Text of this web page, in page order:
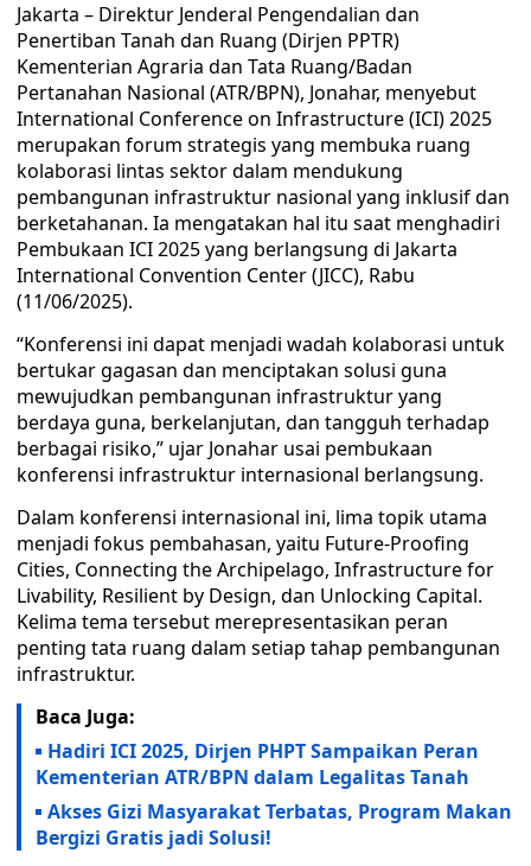
Jakarta – Direktur Jenderal Pengendalian dan
Penertiban Tanah dan Ruang (Dirjen PPTR)
Kementerian Agraria dan Tata Ruang/Badan
Pertanahan Nasional (ATR/BPN), Jonahar, menyebut
International Conference on Infrastructure (ICI) 2025
merupakan forum strategis yang membuka ruang
kolaborasi lintas sektor dalam mendukung
pembangunan infrastruktur nasional yang inklusif dan
berketahanan. Ia mengatakan hal itu saat menghadiri
Pembukaan ICI 2025 yang berlangsung di Jakarta
International Convention Center (JICC), Rabu
(11/06/2025).
“Konferensi ini dapat menjadi wadah kolaborasi untuk
bertukar gagasan dan menciptakan solusi guna
mewujudkan pembangunan infrastruktur yang
berdaya guna, berkelanjutan, dan tangguh terhadap
berbagai risiko,” ujar Jonahar usai pembukaan
konferensi infrastruktur internasional berlangsung.
Dalam konferensi internasional ini, lima topik utama
menjadi fokus pembahasan, yaitu Future-Proofing
Cities, Connecting the Archipelago, Infrastructure for
Livability, Resilient by Design, dan Unlocking Capital.
Kelima tema tersebut merepresentasikan peran
penting tata ruang dalam setiap tahap pembangunan
infrastruktur.
Baca Juga:
Hadiri ICI 2025, Dirjen PHPT Sampaikan Peran
Kementerian ATR/BPN dalam Legalitas Tanah
Akses Gizi Masyarakat Terbatas, Program Makan
Bergizi Gratis jadi Solusi!